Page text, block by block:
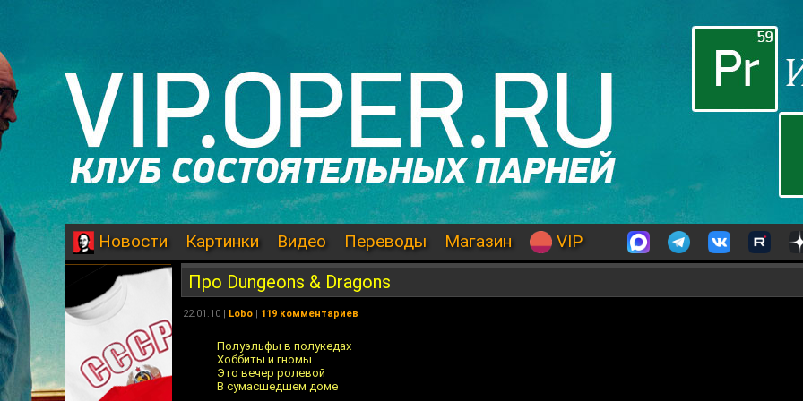
Новости Картинки Видео Переводы Магазин VIP
Про Dungeons & Dragons
22.01.10 | Lobo | 119 комментариев
Полуэльфы в полукедах
Хоббиты и гномы
Это вечер ролевой
В сумасшедшем доме